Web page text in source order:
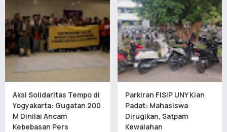
Aksi Solidaritas Tempo di
Yogyakarta: Gugatan 200
M Dinilai Ancam
Kebebasan Pers
Parkiran FISIP UNY Kian
Padat: Mahasiswa
Dirugikan, Satpam
Kewalahan